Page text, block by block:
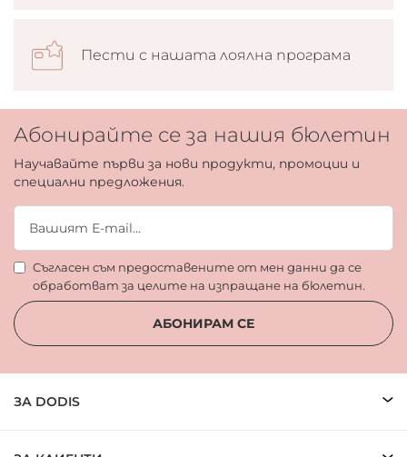
Пести с нашата лоялна програма
Абонирайте се за нашия бюлетин
Научавайте първи за нови продукти, промоции и
специални предложения.
Съгласен съм предоставените от мен данни да се
обработват за целите на изпращане на бюлетин.
АБОНИРАМ СЕ
ЗА DODIS